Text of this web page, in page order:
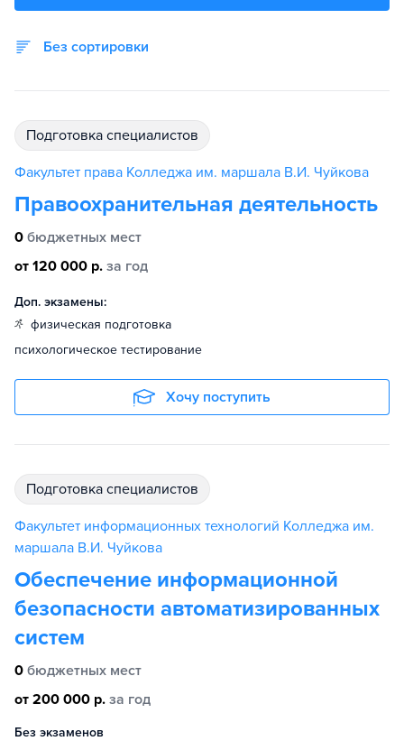
Без сортировки
подготовка специалистов
Факультет права Колледжа им. маршала В.И. Чуйкова
Правоохранительная деятельность
0 бюджетных мест
от 120 000 р. за год
Доп. экзамены:
физическая подготовка
психологическое тестирование
Хочу поступить
подготовка специалистов
Факультет информационных технологий Колледжа им.
маршала В.И. Чуйкова
Обеспечение информационной
безопасности автоматизированных
систем
0 бюджетных мест
от 200 000 р. за год
Без экзаменов